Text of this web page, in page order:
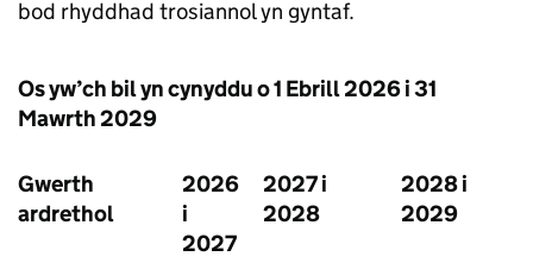
bod rhyddhad trosiannol yn gyntaf.
Os yw’ch bil yn cynyddu o 1 Ebrill 2026 i 31
Mawrth 2029
Gwerth
ardrethol
2026
i
2027
2027 i
2028
2028 i
2029